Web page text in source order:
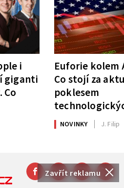
Zavřít reklamu
i
giganti
Euforie kolem
Co stojí za
poklesem
NOVINKY J. Filip